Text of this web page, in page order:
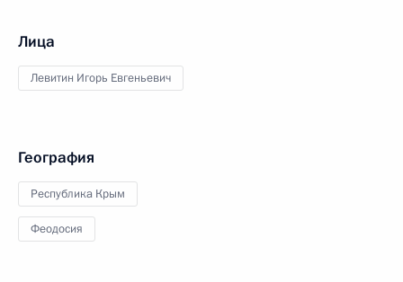
Лица
Левитин Игорь Евгеньевич
География
Республика Крым
Феодосия